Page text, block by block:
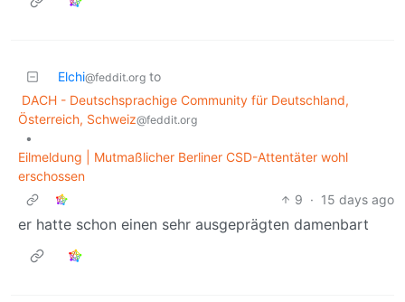
Elchi@feddit.org to
DACH - Deutschsprachige Community für Deutschland,
Österreich, Schweiz@feddit.org
•
Eilmeldung | Mutmaßlicher Berliner CSD-Attentäter wohl
erschossen
9 · 15 days ago
er hatte schon einen sehr ausgeprägten damenbart